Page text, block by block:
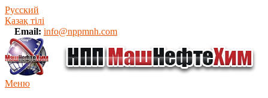
Русский
Қазақ тілі
Email: info@nppmnh.com
Меню